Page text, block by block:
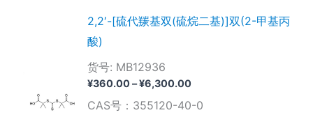
2,2′-[硫代羰基双(硫烷二基)]双(2-甲基丙
酸)
货号: MB12936
¥360.00–¥6,300.00价
范
CAS号：355120-40-0